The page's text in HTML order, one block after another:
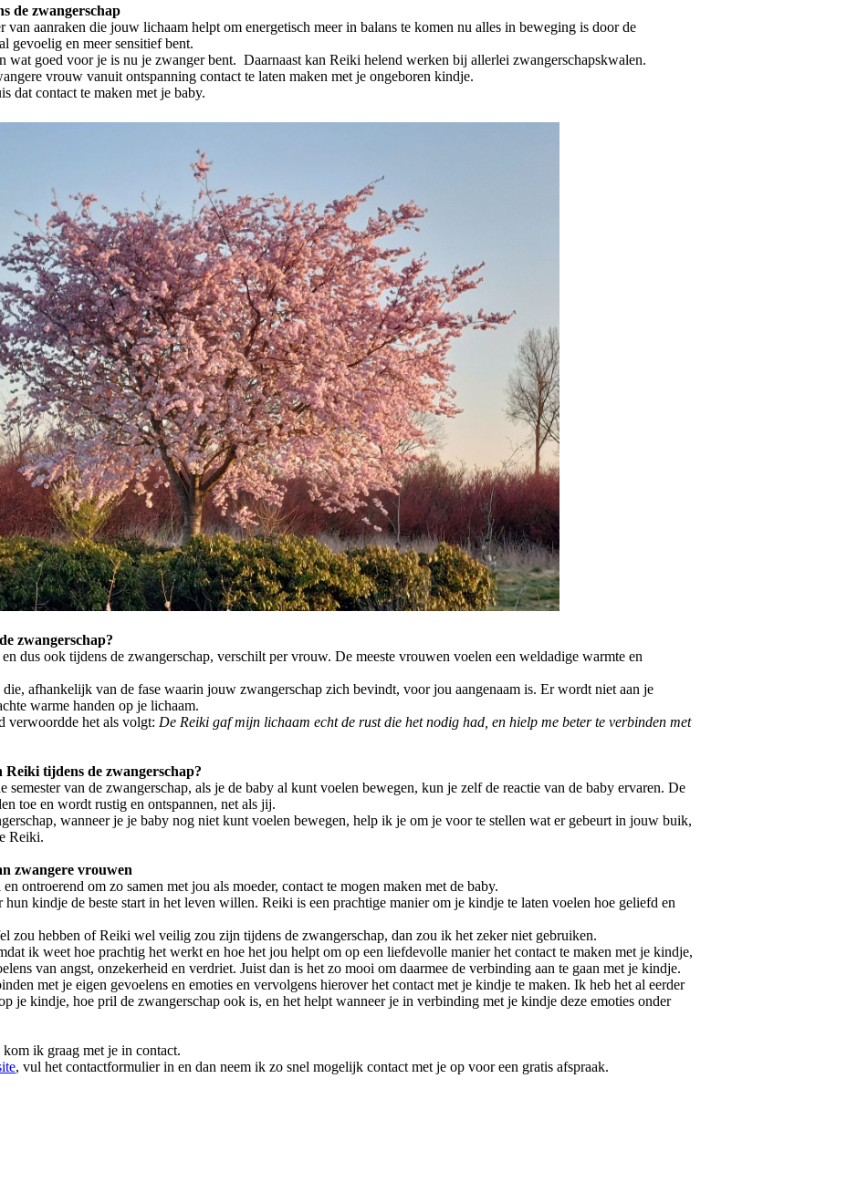
de zwangerschap
van aanraken die jouw lichaam helpt om energetisch meer in balans te komen nu alles in beweging is door de
gevoelig en meer sensitief bent.
wat goed voor je is nu je zwanger bent. Daarnaast kan Reiki helend werken bij allerlei zwangerschapskwalen.
vrouw vanuit ontspanning contact te laten maken met je ongeboren kindje.
dat contact te maken met je baby.
zwangerschap?
dus ook tijdens de zwangerschap, verschilt per vrouw. De meeste vrouwen voelen een weldadige warmte en
afhankelijk van de fase waarin jouw zwangerschap zich bevindt, voor jou aangenaam is. Er wordt niet aan je
warme handen op je lichaam.
verwoordde het als volgt: De Reiki gaf mijn lichaam echt de rust die het nodig had, en hielp me beter te verbinden met
tijdens de zwangerschap?
semester van de zwangerschap, als je de baby al kunt voelen bewegen, kun je zelf de reactie van de baby ervaren. De
toe en wordt rustig en ontspannen, net als jij.
wanneer je je baby nog niet kunt voelen bewegen, help ik je om je voor te stellen wat er gebeurt in jouw buik,
Reiki.
zwangere vrouwen
ontroerend om zo samen met jou als moeder, contact te mogen maken met de baby.
kindje de beste start in het leven willen. Reiki is een prachtige manier om je kindje te laten voelen hoe geliefd en
zou hebben of Reiki wel veilig zou zijn tijdens de zwangerschap, dan zou ik het zeker niet gebruiken.
ik weet hoe prachtig het werkt en hoe het jou helpt om op een liefdevolle manier het contact te maken met je kindje,
van angst, onzekerheid en verdriet. Juist dan is het zo mooi om daarmee de verbinding aan te gaan met je kindje.
met je eigen gevoelens en emoties en vervolgens hierover het contact met je kindje te maken. Ik heb het al eerder
je kindje, hoe pril de zwangerschap ook is, en het helpt wanneer je in verbinding met je kindje deze emoties onder
ik graag met je in contact.
, vul het contactformulier in en dan neem ik zo snel mogelijk contact met je op voor een gratis afspraak.